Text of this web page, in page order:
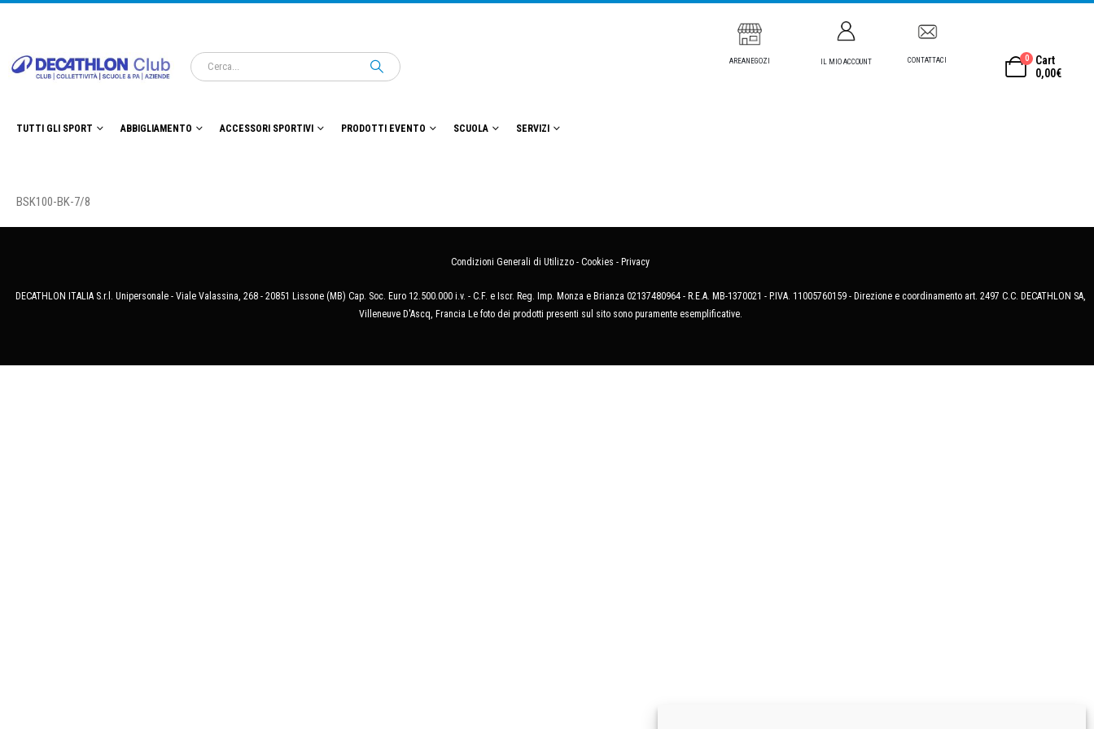
AREANEGOZI IL MIO ACCOUNT CONTATTACI 0
Cart
0,00€
TUTTI GLI SPORT ABBIGLIAMENTO ACCESSORI SPORTIVI PRODOTTI EVENTO SCUOLA SERVIZI
BSK100-BK-7/8
Condizioni Generali di Utilizzo - Cookies - Privacy
DECATHLON ITALIA S.r.l. Unipersonale - Viale Valassina, 268 - 20851 Lissone (MB) Cap. Soc. Euro 12.500.000 i.v. - C.F. e Iscr. Reg. Imp. Monza e Brianza 02137480964 - R.E.A. MB-1370021 - P.IVA. 11005760159 - Direzione e coordinamento art. 2497 C.C. DECATHLON SA,
Villeneuve D'Ascq, Francia Le foto dei prodotti presenti sul sito sono puramente esemplificative.